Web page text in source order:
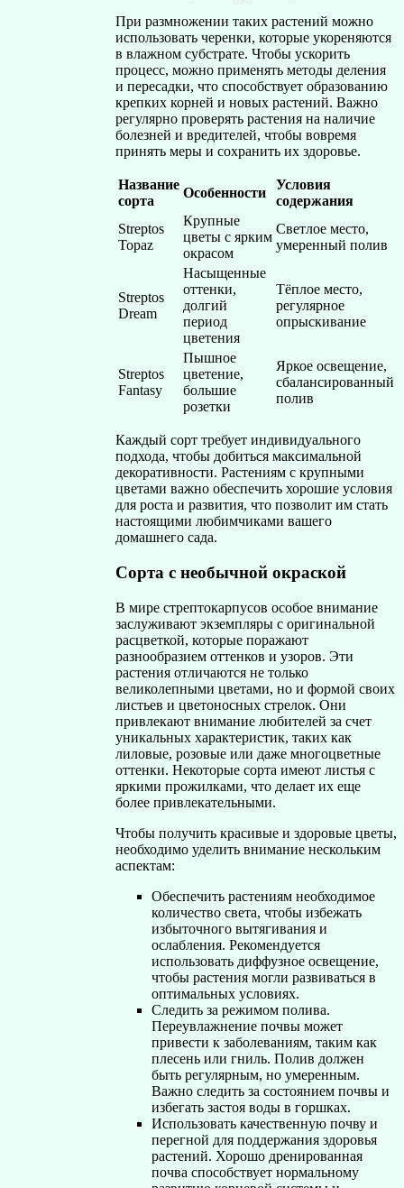
При размножении таких растений можно
использовать черенки, которые укореняются
в влажном субстрате. Чтобы ускорить
процесс, можно применять методы деления
и пересадки, что способствует образованию
крепких корней и новых растений. Важно
регулярно проверять растения на наличие
болезней и вредителей, чтобы вовремя
принять меры и сохранить их здоровье.
Название
сорта
Особенности
Условия
содержания
Streptos
Topaz
Крупные
цветы с ярким
окрасом
Светлое место,
умеренный полив
Streptos
Dream
Насыщенные
оттенки,
долгий
период
цветения
Тёплое место,
регулярное
опрыскивание
Streptos
Fantasy
Пышное
цветение,
большие
розетки
Яркое освещение,
сбалансированный
полив
Каждый сорт требует индивидуального
подхода, чтобы добиться максимальной
декоративности. Растениям с крупными
цветами важно обеспечить хорошие условия
для роста и развития, что позволит им стать
настоящими любимчиками вашего
домашнего сада.
Сорта с необычной окраской
В мире стрептокарпусов особое внимание
заслуживают экземпляры с оригинальной
расцветкой, которые поражают
разнообразием оттенков и узоров. Эти
растения отличаются не только
великолепными цветами, но и формой своих
листьев и цветоносных стрелок. Они
привлекают внимание любителей за счет
уникальных характеристик, таких как
лиловые, розовые или даже многоцветные
оттенки. Некоторые сорта имеют листья с
яркими прожилками, что делает их еще
более привлекательными.
Чтобы получить красивые и здоровые цветы,
необходимо уделить внимание нескольким
аспектам:
Обеспечить растениям необходимое
количество света, чтобы избежать
избыточного вытягивания и
ослабления. Рекомендуется
использовать диффузное освещение,
чтобы растения могли развиваться в
оптимальных условиях.
Следить за режимом полива.
Переувлажнение почвы может
привести к заболеваниям, таким как
плесень или гниль. Полив должен
быть регулярным, но умеренным.
Важно следить за состоянием почвы и
избегать застоя воды в горшках.
Использовать качественную почву и
перегной для поддержания здоровья
растений. Хорошо дренированная
почва способствует нормальному